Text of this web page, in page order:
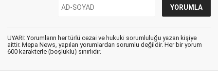
UYARI: Yorumların her türlü cezai ve hukuki sorumluluğu yazan kişiye
aittir. Mepa News, yapılan yorumlardan sorumlu değildir. Her bir yorum
600 karakterle (boşluklu) sınırlıdır.